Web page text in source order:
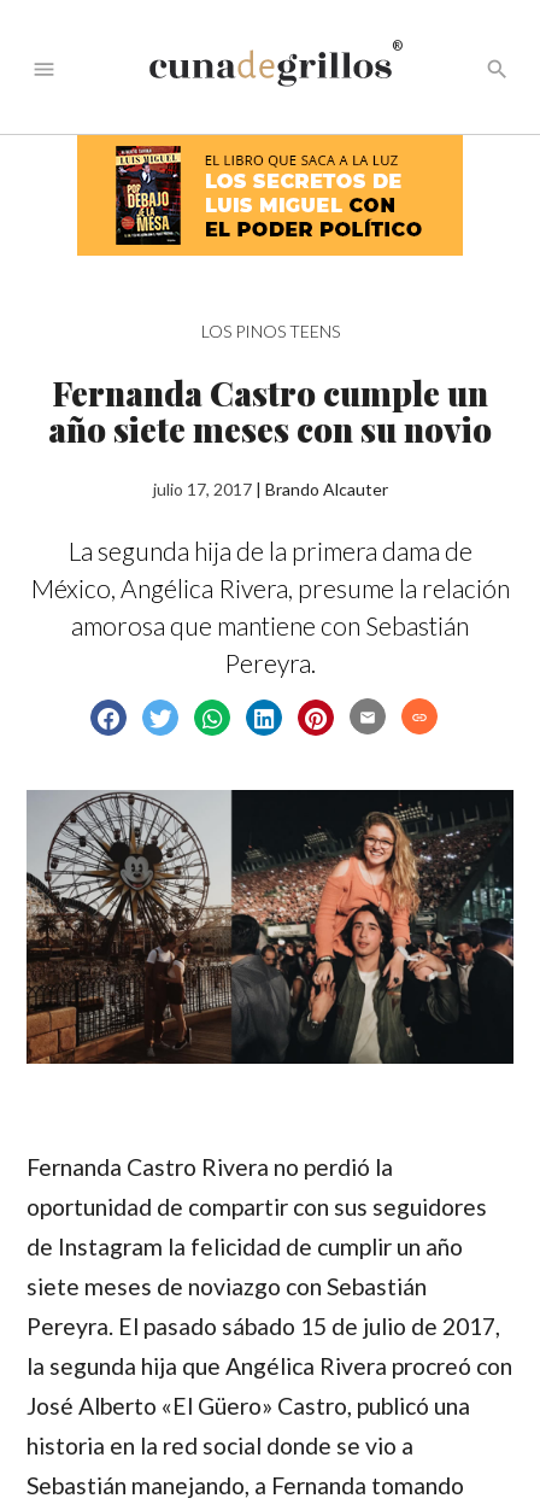
menu
®
search
LOS PINOS TEENS
Fernanda Castro cumple un
año siete meses con su novio
julio 17, 2017 | Brando Alcauter
La segunda hija de la primera dama de
México, Angélica Rivera, presume la relación
amorosa que mantiene con Sebastián
Pereyra.
email link
Fernanda Castro Rivera no perdió la
oportunidad de compartir con sus seguidores
de Instagram la felicidad de cumplir un año
siete meses de noviazgo conSebastián
Pereyra. El pasado sábado 15 de julio de 2017,
la segunda hija queAngélica Rivera procreó con
José Alberto «El Güero» Castro, publicó una
historia en la red social donde se vio a
Sebastián manejando, a Fernanda tomando